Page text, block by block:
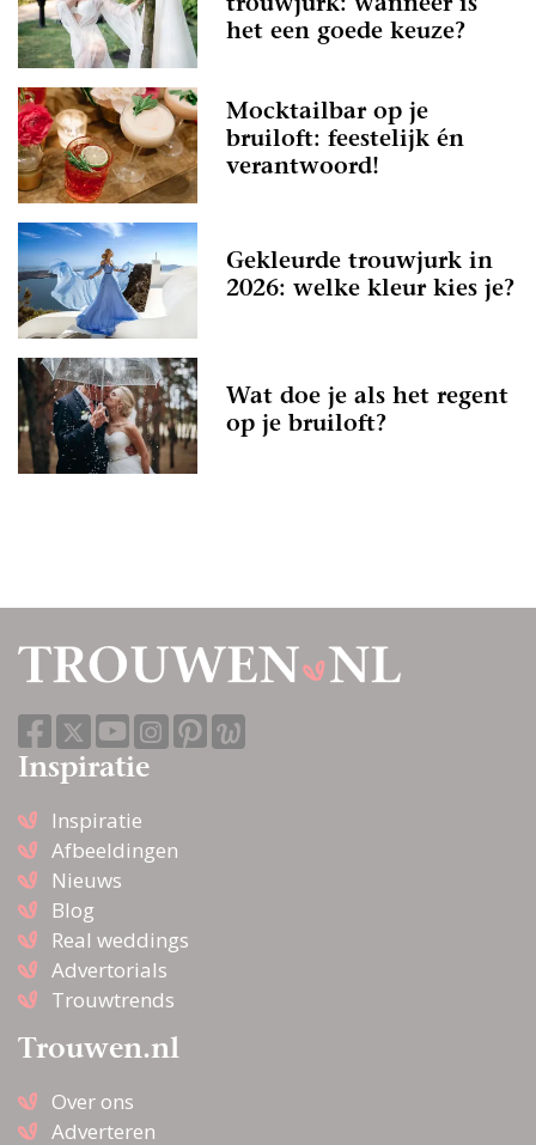
trouwjurk: wanneer is
het een goede keuze?
Mocktailbar op je
bruiloft: feestelijk én
verantwoord!
Gekleurde trouwjurk in
2026: welke kleur kies je?
Wat doe je als het regent
op je bruiloft?
Inspiratie
Inspiratie
Afbeeldingen
Nieuws
Blog
Real weddings
Advertorials
Trouwtrends
Trouwen.nl
Over ons
Adverteren